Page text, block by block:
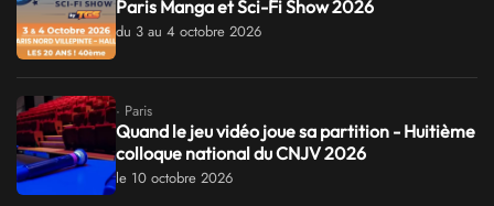
Paris Manga et Sci-Fi Show 2026
du 3 au 4 octobre 2026
· Paris
Quand le jeu vidéo joue sa partition - Huitième
colloque national du CNJV 2026
le 10 octobre 2026